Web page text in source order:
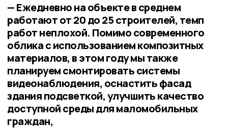
— Ежедневно на объекте в среднем
работают от 20 до 25 строителей, темп
работ неплохой. Помимо современного
облика с использованием композитных
материалов, в этом году мы также
планируем смонтировать системы
видеонаблюдения, оснастить фасад
здания подсветкой, улучшить качество
доступной среды для маломобильных
граждан,